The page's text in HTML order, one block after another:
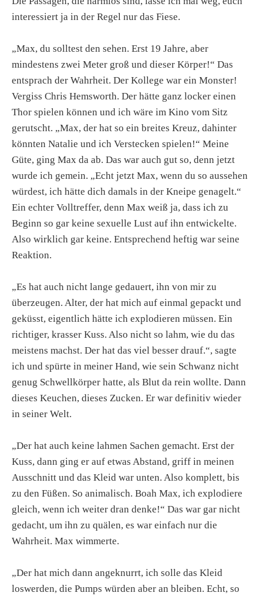
interessiert ja in der Regel nur das Fiese.
„Max, du solltest den sehen. Erst 19 Jahre, aber
mindestens zwei Meter groß und dieser Körper!“ Das
entsprach der Wahrheit. Der Kollege war ein Monster!
Vergiss Chris Hemsworth. Der hätte ganz locker einen
Thor spielen können und ich wäre im Kino vom Sitz
gerutscht. „Max, der hat so ein breites Kreuz, dahinter
könnten Natalie und ich Verstecken spielen!“ Meine
Güte, ging Max da ab. Das war auch gut so, denn jetzt
wurde ich gemein. „Echt jetzt Max, wenn du so aussehen
würdest, ich hätte dich damals in der Kneipe genagelt.“
Ein echter Volltreffer, denn Max weiß ja, dass ich zu
Beginn so gar keine sexuelle Lust auf ihn entwickelte.
Also wirklich gar keine. Entsprechend heftig war seine
Reaktion.
„Es hat auch nicht lange gedauert, ihn von mir zu
überzeugen. Alter, der hat mich auf einmal gepackt und
geküsst, eigentlich hätte ich explodieren müssen. Ein
richtiger, krasser Kuss. Also nicht so lahm, wie du das
meistens machst. Der hat das viel besser drauf.“, sagte
ich und spürte in meiner Hand, wie sein Schwanz nicht
genug Schwellkörper hatte, als Blut da rein wollte. Dann
dieses Keuchen, dieses Zucken. Er war definitiv wieder
in seiner Welt.
„Der hat auch keine lahmen Sachen gemacht. Erst der
Kuss, dann ging er auf etwas Abstand, griff in meinen
Ausschnitt und das Kleid war unten. Also komplett, bis
zu den Füßen. So animalisch. Boah Max, ich explodiere
gleich, wenn ich weiter dran denke!“ Das war gar nicht
gedacht, um ihn zu quälen, es war einfach nur die
Wahrheit. Max wimmerte.
„Der hat mich dann angeknurrt, ich solle das Kleid
loswerden, die Pumps würden aber an bleiben. Echt, so